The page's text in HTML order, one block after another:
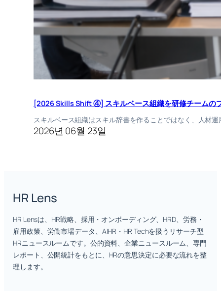
[2026 Skills Shift ④] スキルベース組織を研修チームの
スキルベース組織はスキル辞書を作ることではなく、人材
2026년 06월 23일
HR Lens
HR Lensは、HR戦略、採用・オンボーディング、HRD、労務・
雇用政策、労働市場データ、AIHR・HR Techを扱うリサーチ型
HRニュースルームです。公的資料、企業ニュースルーム、専門
レポート、公開統計をもとに、HRの意思決定に必要な流れを整
理します。